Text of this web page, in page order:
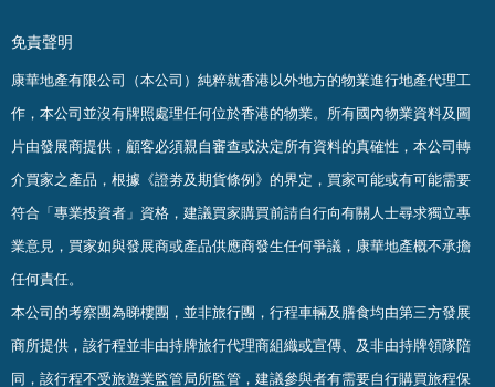
免責聲明
康華地產有限公司（本公司）純粹就香港以外地方的物業進行地產代理工
作，本公司並沒有牌照處理任何位於香港的物業。 所有國內物業資料及圖
片由發展商提供，顧客必須親自審查或決定所有資料的真確性 ， 本公司轉
介買家之產品，根據《證劵及期貨條例》的界定，買家可能或有可能需要
符合「專業投資者」資格，建議買家購買前請自行向有關人士尋求獨立專
業意見，買家如與發展商或產品供應商發生任何爭議，康華地產概不承擔
任何責任。
本公司的考察團為睇樓團，並非旅行團，行程車輛及膳食均由第三方發展
商所提供，該行程並非由持牌旅行代理商組織或宣傳、及非由持牌領隊陪
同，該行程不受旅遊業監管局所監管，建議參與者有需要自行購買旅程保